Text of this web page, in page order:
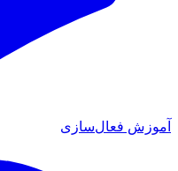
آموزش فعال‌سازی